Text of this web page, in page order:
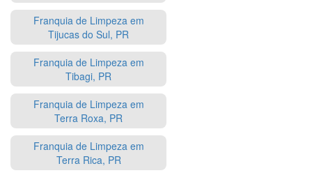
Franquia de Limpeza em
Tijucas do Sul, PR
Franquia de Limpeza em
Tibagi, PR
Franquia de Limpeza em
Terra Roxa, PR
Franquia de Limpeza em
Terra Rica, PR